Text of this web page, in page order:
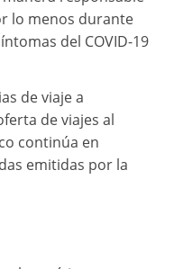
lo menos durante
del COVID-19
de viaje a
de viajes al
continúa en
emitidas por la